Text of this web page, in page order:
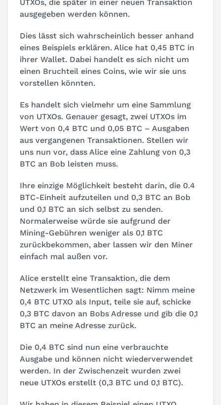
UTXOs, die später in einer neuen Transaktion
ausgegeben werden können.
Dies lässt sich wahrscheinlich besser anhand
eines Beispiels erklären. Alice hat 0,45 BTC in
ihrer Wallet. Dabei handelt es sich nicht um
einen Bruchteil eines Coins, wie wir sie uns
vorstellen könnten.
Es handelt sich vielmehr um eine Sammlung
von UTXOs. Genauer gesagt, zwei UTXOs im
Wert von 0,4 BTC und 0,05 BTC – Ausgaben
aus vergangenen Transaktionen. Stellen wir
uns nun vor, dass Alice eine Zahlung von 0,3
BTC an Bob leisten muss.
Ihre einzige Möglichkeit besteht darin, die 0.4
BTC-Einheit aufzuteilen und 0,3 BTC an Bob
und 0,1 BTC an sich selbst zu senden.
Normalerweise würde sie aufgrund der
Mining-Gebühren weniger als 0,1 BTC
zurückbekommen, aber lassen wir den Miner
einfach mal außen vor.
Alice erstellt eine Transaktion, die dem
Netzwerk im Wesentlichen sagt: Nimm meine
0,4 BTC UTXO als Input, teile sie auf, schicke
0,3 BTC davon an Bobs Adresse und gib die 0,1
BTC an meine Adresse zurück.
Die 0,4 BTC sind nun eine verbrauchte
Ausgabe und können nicht wiederverwendet
werden. In der Zwischenzeit wurden zwei
neue UTXOs erstellt (0,3 BTC und 0,1 BTC).